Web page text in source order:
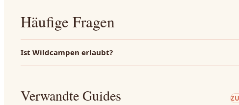
Häufige Fragen
Ist Wildcampen erlaubt?
Verwandte Guides